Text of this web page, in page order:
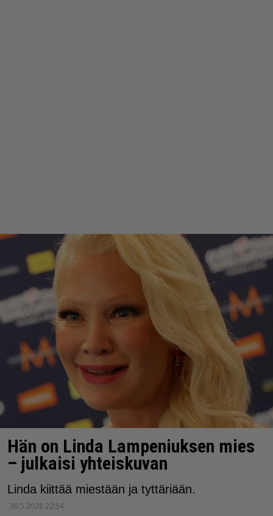
Hän on Linda Lampeniuksen mies
– julkaisi yhteiskuvan
Linda kiittää miestään ja tyttäriään.
30.5.2026 22:54